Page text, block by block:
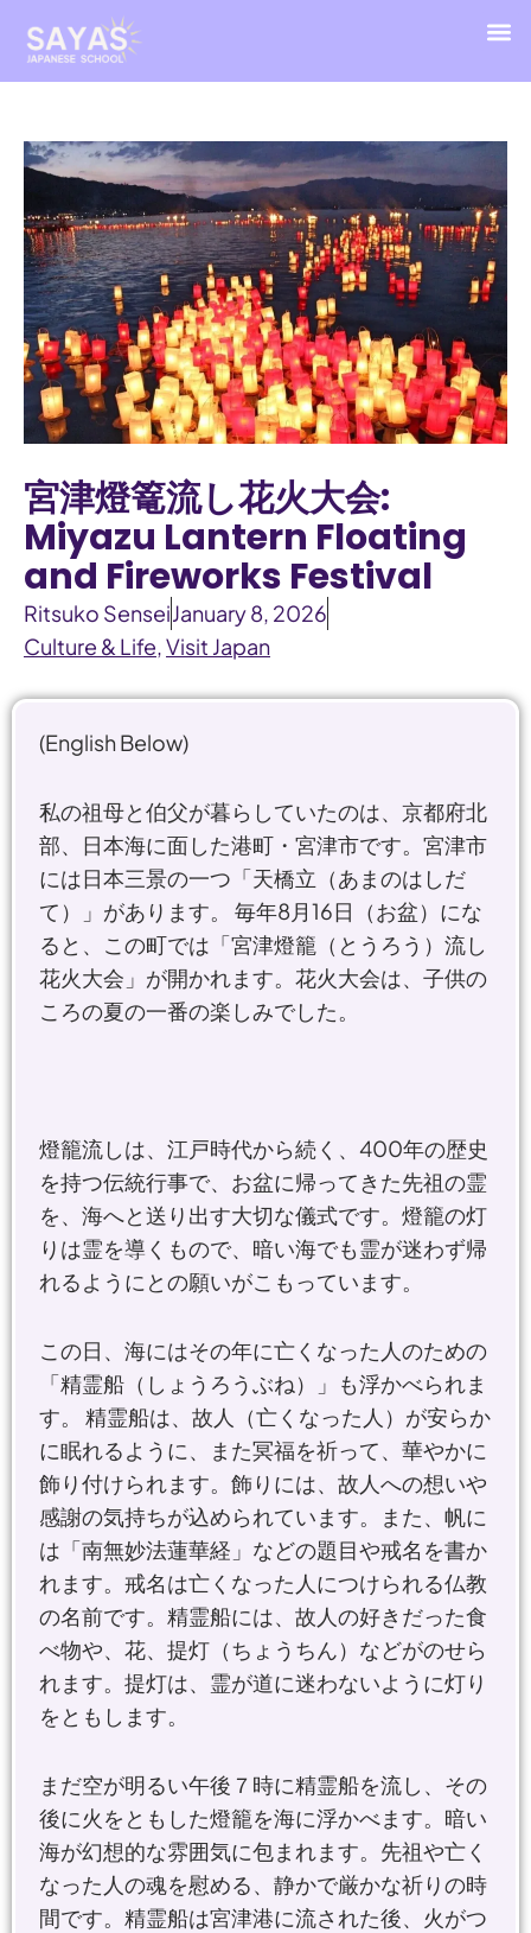
宮津燈篭流し花火大会:
Miyazu Lantern Floating
and Fireworks Festival
Ritsuko SenseiJanuary 8, 2026
Culture & Life,Visit Japan
(English Below)
私の祖母と伯父が暮らしていたのは、京都府北
部、日本海に面した港町・宮津市です。宮津市
には日本三景の一つ「天橋立（あまのはしだ
て）」があります。 毎年8月16日（お盆）にな
ると、この町では「宮津燈籠（とうろう）流し
花火大会」が開かれます。花火大会は、子供の
ころの夏の一番の楽しみでした。
燈籠流しは、江戸時代から続く、400年の歴史
を持つ伝統行事で、お盆に帰ってきた先祖の霊
を、海へと送り出す大切な儀式です。燈籠の灯
りは霊を導くもので、暗い海でも霊が迷わず帰
れるようにとの願いがこもっています。
この日、海にはその年に亡くなった人のための
「精霊船（しょうろうぶね）」も浮かべられま
す。 精霊船は、故人（亡くなった人）が安らか
に眠れるように、また冥福を祈って、華やかに
飾り付けられます。飾りには、故人への想いや
感謝の気持ちが込められています。また、帆に
は「南無妙法蓮華経」などの題目や戒名を書か
れます。戒名は亡くなった人につけられる仏教
の名前です。精霊船には、故人の好きだった食
べ物や、花、提灯（ちょうちん）などがのせら
れます。提灯は、霊が道に迷わないように灯り
をともします。
まだ空が明るい午後７時に精霊船を流し、その
後に火をともした燈籠を海に浮かべます。暗い
海が幻想的な雰囲気に包まれます。先祖や亡く
なった人の魂を慰める、静かで厳かな祈りの時
間です。精霊船は宮津港に流された後、火がつ